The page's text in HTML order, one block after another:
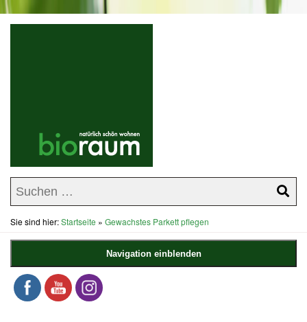
Sie sind hier:Startseite » Gewachstes Parkett pflegen
Navigation einblenden